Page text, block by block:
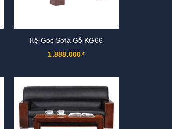
Kệ Góc Sofa Gỗ KG66
1.888.000₫